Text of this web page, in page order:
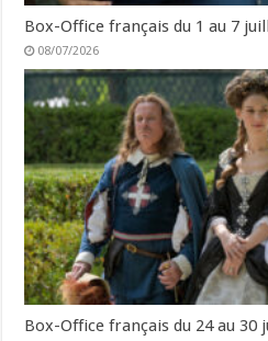
Box-Office français du 1 au 7
08/07/2026
Box-Office français du 24 au 30